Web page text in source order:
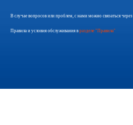
В случае вопросов или проблем, с нами можно связаться через
Правила и условия обслуживания в разделе "Правила"